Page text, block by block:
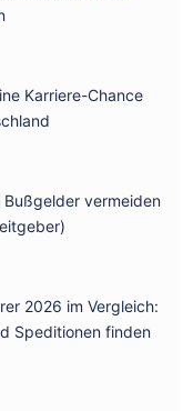
Karriere-Chance
vermeiden
2026 im Vergleich:
Speditionen finden